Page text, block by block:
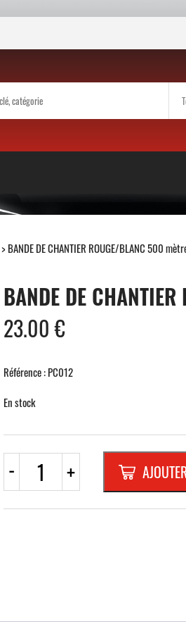
> BANDE DE CHANTIER ROUGE/BLANC 500
BANDE DE
23.00€
Référence : PC012
En stock
- quantité
BANDE
+